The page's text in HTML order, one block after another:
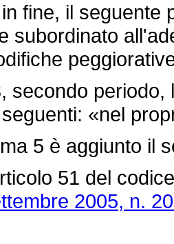
fine, il seguente
subordinato
periodo,
«nel
5 è aggiunto il
51 del
2005, n.